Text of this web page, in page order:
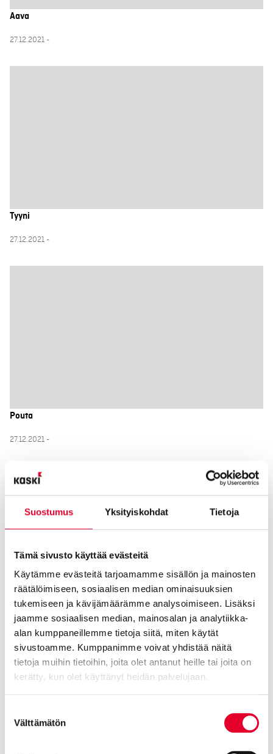
Suostumus Yksityiskohdat Tietoja
Tämä sivusto käyttää evästeitä
Käytämme evästeitä tarjoamamme sisällön ja mainosten
räätälöimiseen, sosiaalisen median ominaisuuksien
tukemiseen ja kävijämäärämme analysoimiseen. Lisäksi
jaamme sosiaalisen median, mainosalan ja analytiikka-
alan kumppaneillemme tietoja siitä, miten käytät
sivustoamme. Kumppanimme voivat yhdistää näitä
tietoja muihin tietoihin, joita olet antanut heille tai joita on
kerätty, kun olet käyttänyt heidän palvelujaan.
valinta
Välttämätön
Aava
27.12.2021 -
Tyyni
27.12.2021 -
Pouta
27.12.2021 -
Kaamos